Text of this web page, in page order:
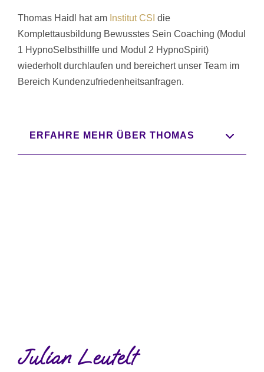
Thomas Haidl hat am Institut CSI die
Komplettausbildung Bewusstes Sein Coaching (Modul
1 HypnoSelbsthillfe und Modul 2 HypnoSpirit)
wiederholt durchlaufen und bereichert unser Team im
Bereich Kundenzufriedenheitsanfragen.
ERFAHRE MEHR ÜBER THOMAS
Julian Leutelt